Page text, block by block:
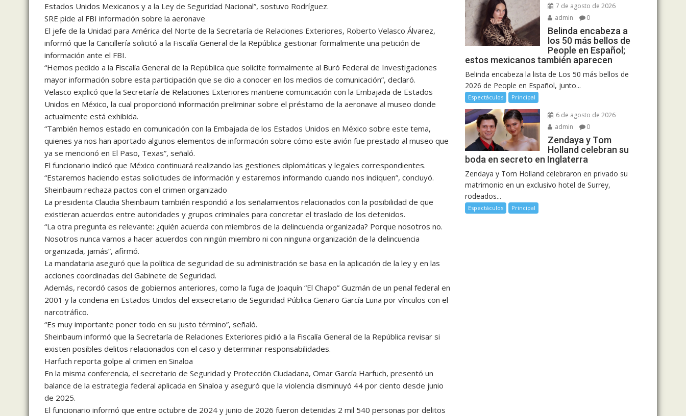
Estados Unidos Mexicanos y a la Ley de Seguridad Nacional”, sostuvo Rodríguez.
SRE pide al FBI información sobre la aeronave
El jefe de la Unidad para América del Norte de la Secretaría de Relaciones Exteriores, Roberto Velasco Álvarez,
informó que la Cancillería solicitó a la Fiscalía General de la República gestionar formalmente una petición de
información ante el FBI.
“Hemos pedido a la Fiscalía General de la República que solicite formalmente al Buró Federal de Investigaciones
mayor información sobre esta participación que se dio a conocer en los medios de comunicación”, declaró.
Velasco explicó que la Secretaría de Relaciones Exteriores mantiene comunicación con la Embajada de Estados
Unidos en México, la cual proporcionó información preliminar sobre el préstamo de la aeronave al museo donde
actualmente está exhibida.
“También hemos estado en comunicación con la Embajada de los Estados Unidos en México sobre este tema,
quienes ya nos han aportado algunos elementos de información sobre cómo este avión fue prestado al museo que
ya se mencionó en El Paso, Texas”, señaló.
El funcionario indicó que México continuará realizando las gestiones diplomáticas y legales correspondientes.
“Estaremos haciendo estas solicitudes de información y estaremos informando cuando nos indiquen”, concluyó.
Sheinbaum rechaza pactos con el crimen organizado
La presidenta Claudia Sheinbaum también respondió a los señalamientos relacionados con la posibilidad de que
existieran acuerdos entre autoridades y grupos criminales para concretar el traslado de los detenidos.
“La otra pregunta es relevante: ¿quién acuerda con miembros de la delincuencia organizada? Porque nosotros no.
Nosotros nunca vamos a hacer acuerdos con ningún miembro ni con ninguna organización de la delincuencia
organizada, jamás”, afirmó.
La mandataria aseguró que la política de seguridad de su administración se basa en la aplicación de la ley y en las
acciones coordinadas del Gabinete de Seguridad.
Además, recordó casos de gobiernos anteriores, como la fuga de Joaquín “El Chapo” Guzmán de un penal federal en
2001 y la condena en Estados Unidos del exsecretario de Seguridad Pública Genaro García Luna por vínculos con el
narcotráfico.
“Es muy importante poner todo en su justo término”, señaló.
Sheinbaum informó que la Secretaría de Relaciones Exteriores pidió a la Fiscalía General de la República revisar si
existen posibles delitos relacionados con el caso y determinar responsabilidades.
Harfuch reporta golpe al crimen en Sinaloa
En la misma conferencia, el secretario de Seguridad y Protección Ciudadana, Omar García Harfuch, presentó un
balance de la estrategia federal aplicada en Sinaloa y aseguró que la violencia disminuyó 44 por ciento desde junio
de 2025.
El funcionario informó que entre octubre de 2024 y junio de 2026 fueron detenidas 2 mil 540 personas por delitos
7 de agosto de 2026
admin
0
Belinda encabeza a
los 50 más bellos de
People en Español;
estos mexicanos también aparecen
Belinda encabeza la lista de Los 50 más bellos de
2026 de People en Español, junto...
Espectáculos Principal
6 de agosto de 2026
admin
0
Zendaya y Tom
Holland celebran su
boda en secreto en Inglaterra
Zendaya y Tom Holland celebraron en privado su
matrimonio en un exclusivo hotel de Surrey,
rodeados...
Espectáculos Principal